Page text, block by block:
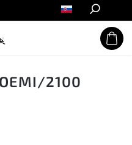
Hľadať
2100